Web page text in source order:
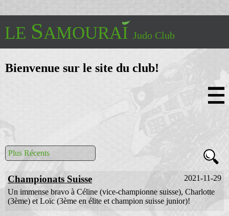
LE SAMOURAI Judo Club
Bienvenue sur le site du club!
50 ans
Vidéos de Judo
Contacts et Liens
Plus Récents
Championats Suisse
2021-11-29
Un immense bravo à Céline (vice-championne suisse), Charlotte
(3ème) et Loïc (3ème en élite et champion suisse junior)!